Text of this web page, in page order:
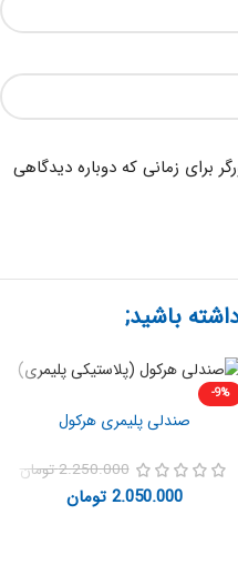
برای زمانی که دوباره دیدگاهی
باشید;
-9%
صندلی پلیمری هرکول
2.250.000تومان
2.050.000 تومان